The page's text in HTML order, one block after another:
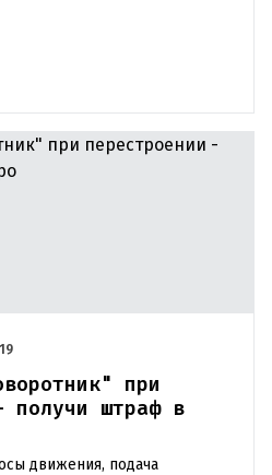
при
получи штраф в
движения, подача